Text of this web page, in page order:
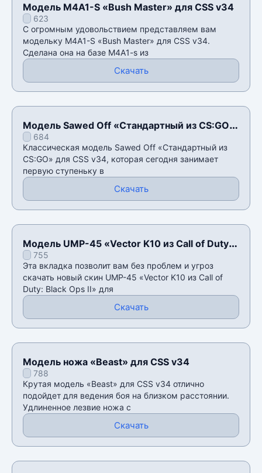
Модель M4A1-S «Bush Master» для CSS v34
623
С огромным удовольствием представляем вам
модельку M4A1-S «Bush Master» для CSS v34.
Сделана она на базе M4A1-s из
Скачать
Модель Sawed Off «Стандартный из CS:GO»
для CSS v34
684
Классическая модель Sawed Off «Стандартный из
CS:GO» для CSS v34, которая сегодня занимает
первую ступеньку в
Скачать
Модель UMP-45 «Vector K10 из Call of Duty:
Black Ops II» для CSS v34
755
Эта вкладка позволит вам без проблем и угроз
скачать новый скин UMP-45 «Vector K10 из Call of
Duty: Black Ops II» для
Скачать
Модель ножа «Beast» для CSS v34
788
Крутая модель «Beast» для CSS v34 отлично
подойдет для ведения боя на близком расстоянии.
Удлиненное лезвие ножа с
Скачать